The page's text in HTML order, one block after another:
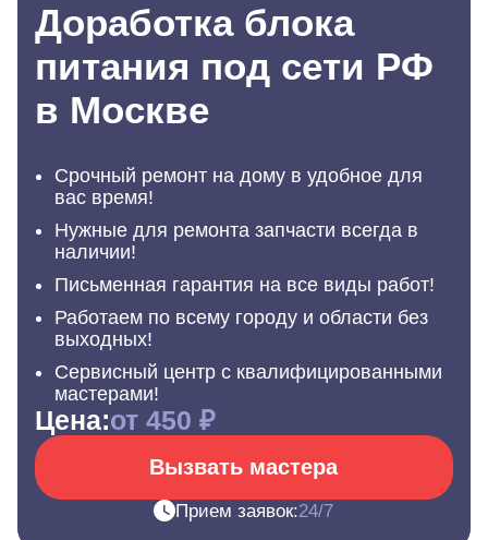
Доработка блока
питания под сети РФ
в Москве
Срочный ремонт на дому в удобное для
вас время!
Нужные для ремонта запчасти всегда в
наличии!
Письменная гарантия на все виды работ!
Работаем по всему городу и области без
выходных!
Сервисный центр с квалифицированными
мастерами!
Цена:от 450 ₽
Вызвать мастера
Прием заявок:24/7